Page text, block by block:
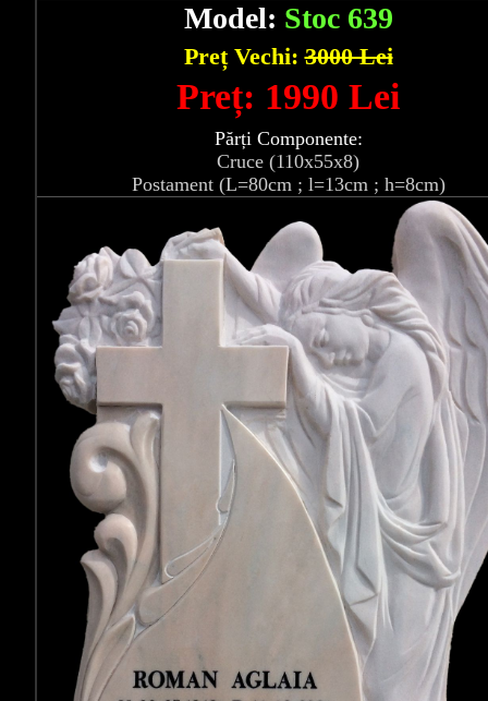
Model: Stoc 639
Preț Vechi:3000 Lei
Preț: 1990 Lei
Părți Componente:
Cruce (110x55x8)
Postament (L=80cm ; l=13cm ; h=8cm)